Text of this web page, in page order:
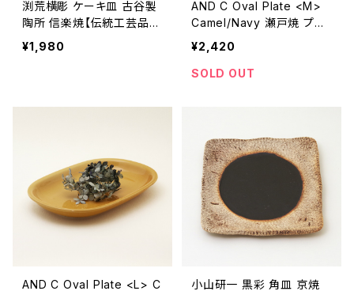
渕荒横彫 ケーキ皿 古谷製
陶所 信楽焼【伝統工芸品】
【民藝品】【ギフト プレゼン
ト】【父の日 お誕生日】
¥1,980
AND C Oval Plate <M>
Camel/Navy 瀬戸焼 プレ
ート 楕円皿 【オーブン可】
【エムエムヨシハシ】【伝統
工芸品】【民藝品】【ギフト プ
¥2,420
SOLD OUT
AND C Oval Plate <L> C
小山研一 黒彩 角皿 京焼